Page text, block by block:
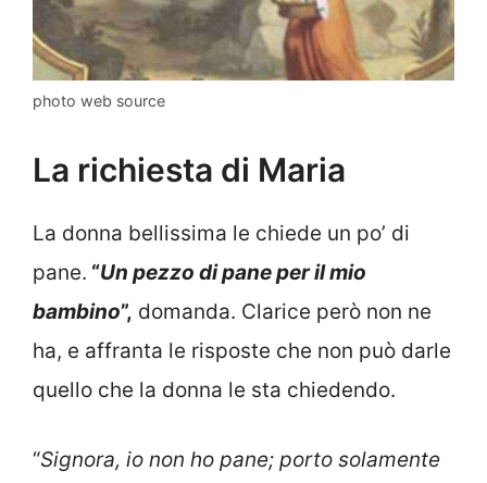
photo web source
La richiesta di Maria
La donna bellissima le chiede un po’ di
pane. “Un pezzo di pane per il mio
bambino”, domanda. Clarice però non ne
ha, e affranta le risposte che non può darle
quello che la donna le sta chiedendo.
“Signora, io non ho pane; porto solamente